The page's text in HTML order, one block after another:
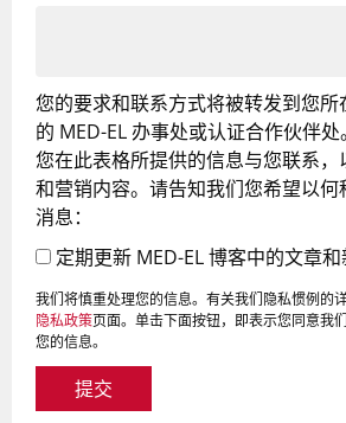
您的要求和联系方式将被转发到您
的 MED-EL 办事处或认证合作伙伴
您在此表格所提供的信息与您联系
和营销内容。请告知我们您希望以何
消息：
定期更新 MED-EL 博客中的文章和
我们将慎重处理您的信息。有关我们隐私惯例的
隐私政策页面。单击下面按钮，即表示您同意我
您的信息。
提交